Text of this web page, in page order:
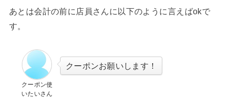
あとは会計の前に店員さんに以下のように言えばokで
す。
クーポン使
いたいさん
クーポンお願いします！